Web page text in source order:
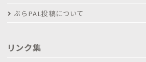
ぶらPAL投稿について
リンク集